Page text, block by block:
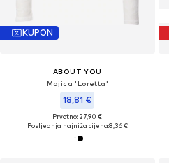
KUPON
ABOUT YOU
Majica 'Loretta'
18,81 €
Prvotno: 27,90 €
Posljednja najniža cijena:8,36 €